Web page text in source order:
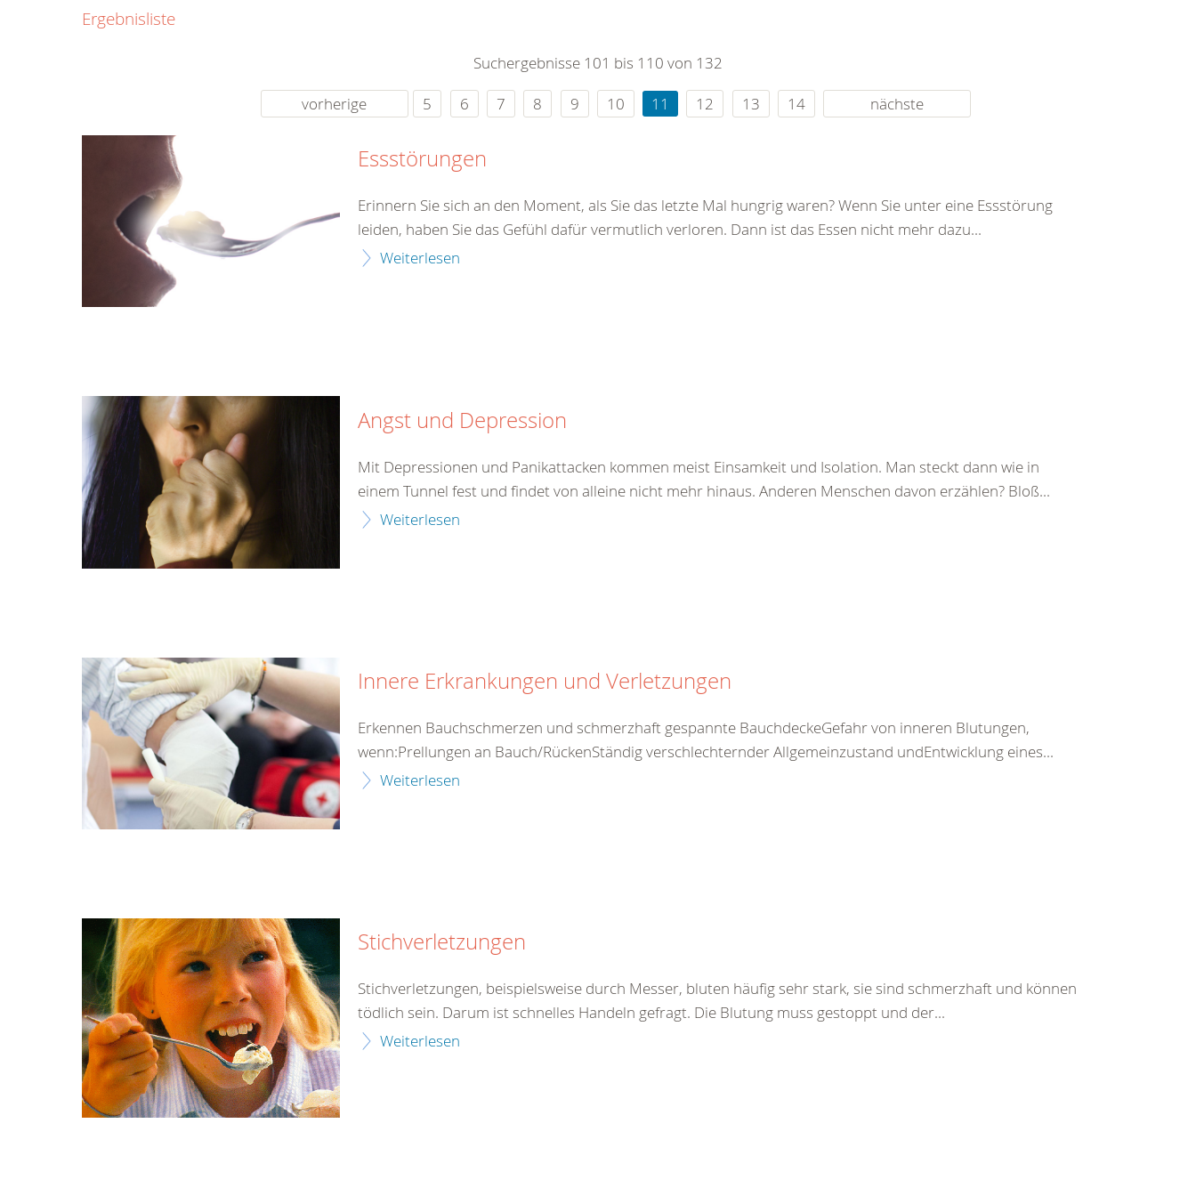
rund um die Uhr
Ergebnisliste
Suchergebnisse 101 bis 110 von 132
vorherige
5 6 7 8 9 10 11 12 13 14 nächste
Essstörungen
Erinnern Sie sich an den Moment, als Sie das letzte Mal hungrig waren? Wenn Sie unter eine Essstörung
leiden, haben Sie das Gefühl dafür vermutlich verloren. Dann ist das Essen nicht mehr dazu...
Weiterlesen
Angst und Depression
Mit Depressionen und Panikattacken kommen meist Einsamkeit und Isolation. Man steckt dann wie in
einem Tunnel fest und findet von alleine nicht mehr hinaus. Anderen Menschen davon erzählen? Bloß...
Weiterlesen
Innere Erkrankungen und Verletzungen
Erkennen Bauchschmerzen und schmerzhaft gespannte BauchdeckeGefahr von inneren Blutungen,
wenn:Prellungen an Bauch/RückenStändig verschlechternder Allgemeinzustand undEntwicklung eines...
Weiterlesen
Stichverletzungen
Stichverletzungen, beispielsweise durch Messer, bluten häufig sehr stark, sie sind schmerzhaft und können
tödlich sein. Darum ist schnelles Handeln gefragt. Die Blutung muss gestoppt und der...
Weiterlesen